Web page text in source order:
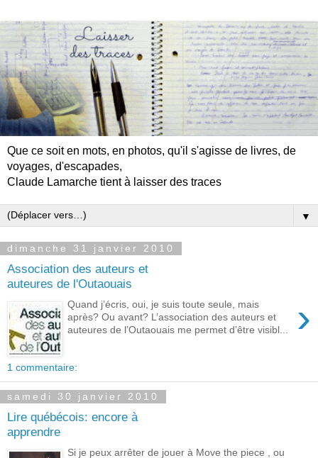
Que ce soit en mots, en photos, qu'il s'agisse de livres, de
voyages, d'escapades,
Claude Lamarche tient à laisser des traces
▼
dimanche 31 janvier 2010
Association des auteurs et
auteures de l'Outaouais
›
Quand j’écris, oui, je suis toute seule, mais
après? Ou avant? L’association des auteurs et
auteures de l’Outaouais me permet d’être visibl...
1 commentaire:
samedi 30 janvier 2010
Lire québécois: encore à
apprendre
Si je peux arrêter de jouer à Move the piece , ou